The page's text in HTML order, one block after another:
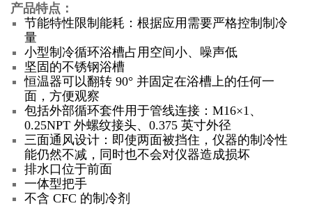
产品特点：
节能特性限制能耗：根据应用需要严格控制制冷
量
小型制冷循环浴槽占用空间小、噪声低
坚固的不锈钢浴槽
恒温器可以翻转 90° 并固定在浴槽上的任何一
面，方便观察
包括外部循环套件用于管线连接：M16×1、
0.25NPT 外螺纹接头、0.375 英寸外径
三面通风设计：即使两面被挡住，仪器的制冷性
能仍然不减，同时也不会对仪器造成损坏
排水口位于前面
一体型把手
不含 CFC 的制冷剂